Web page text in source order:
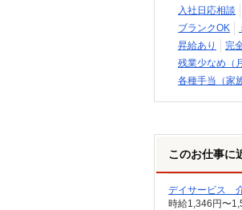
入社日応相談
ブランクOK
昇給あり
完
残業少なめ（
各種手当（家
このお仕事に
デイサービス 介
時給1,346円〜